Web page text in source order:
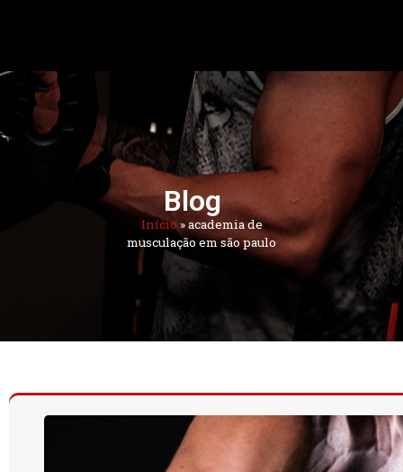
Blog
Início »academia de
musculação em são paulo